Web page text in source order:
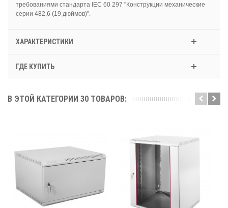
требованиями стандарта IEC 60 297 "Конструкции механические
серии 482,6 (19 дюймов)".
ХАРАКТЕРИСТИКИ
ГДЕ КУПИТЬ
В ЭТОЙ КАТЕГОРИИ 30 ТОВАРОВ: